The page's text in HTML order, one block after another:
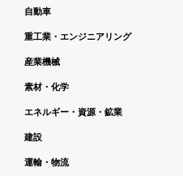
自動車
重工業・エンジニアリング
産業機械
素材・化学
エネルギー・資源・鉱業
建設
運輸・物流